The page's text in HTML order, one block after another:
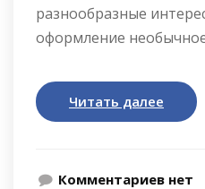
разнообразные
оформление
Читать далее
Комментариев нет